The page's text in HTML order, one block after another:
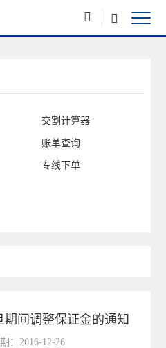
交割计算器
账单查询
专线下单
间调整保证金的通知
：2016-12-26